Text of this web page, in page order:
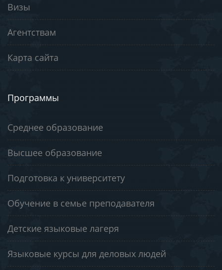
Визы
Агентствам
Карта сайта
Программы
Среднее образование
Высшее образование
Подготовка к университету
Обучение в семье преподавателя
Детские языковые лагеря
Языковые курсы для деловых людей